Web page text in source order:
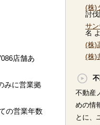
店舗あ
みに営業拠
の営業年数
(株)
討
サ
名
(株)
(株)
不動産
めの情
とに、